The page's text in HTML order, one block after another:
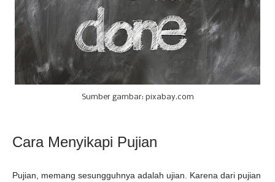
Sumber gambar: pixabay.com
Cara Menyikapi Pujian
Pujian, memang sesungguhnya adalah ujian. Karena dari pujian